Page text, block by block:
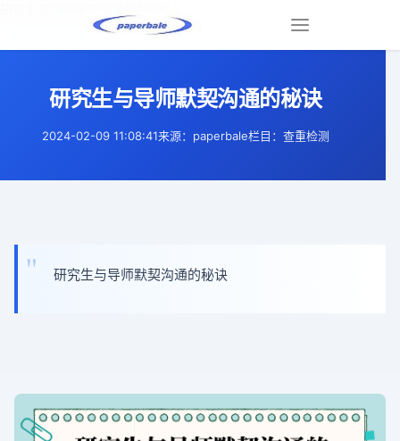
navigation
研究生与导师默契沟通的秘诀
2024-02-09 11:08:41来源：paperbale栏目：查重检测
研究生与导师默契沟通的秘诀